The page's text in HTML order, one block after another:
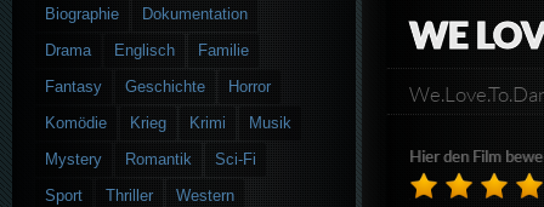
WE
Hier den Film
Biographie
Dokumentation
Drama
Englisch
Familie
Fantasy
Geschichte
Horror
Komödie
Krieg Krimi
Musik
Mystery
Romantik
Sci-Fi
Sport
Thriller
Western